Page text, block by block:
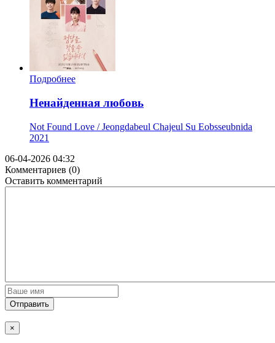
Подробнее
Ненайденная любовь
Not Found Love / Jeongdabeul Chajeul Su Eobsseubnida
2021
06-04-2026 04:32
Комментариев (0)
Оставить комментарий
Отправить
×